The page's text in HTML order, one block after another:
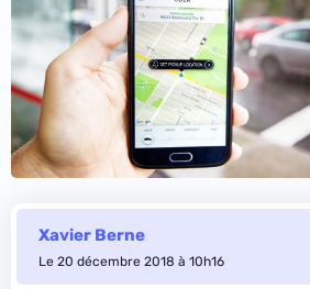
Xavier Berne
Le 20 décembre 2018 à 10h16